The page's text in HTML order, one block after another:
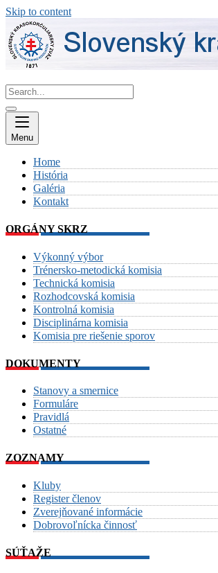
Skip to content
Menu
Home
História
Galéria
Kontakt
ORGÁNY SKRZ
Výkonný výbor
Trénersko-metodická komisia
Technická komisia
Rozhodcovská komisia
Kontrolná komisia
Disciplinárna komisia
Komisia pre riešenie sporov
DOKUMENTY
Stanovy a smernice
Formuláre
Pravidlá
Ostatné
ZOZNAMY
Kluby
Register členov
Zverejňované informácie
Dobrovoľnícka činnosť
SÚŤAŽE